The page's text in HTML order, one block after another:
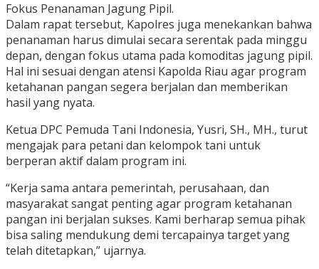
Fokus Penanaman Jagung Pipil.
Dalam rapat tersebut, Kapolres juga menekankan bahwa
penanaman harus dimulai secara serentak pada minggu
depan, dengan fokus utama pada komoditas jagung pipil.
Hal ini sesuai dengan atensi Kapolda Riau agar program
ketahanan pangan segera berjalan dan memberikan
hasil yang nyata.
Ketua DPC Pemuda Tani Indonesia, Yusri, SH., MH., turut
mengajak para petani dan kelompok tani untuk
berperan aktif dalam program ini.
“Kerja sama antara pemerintah, perusahaan, dan
masyarakat sangat penting agar program ketahanan
pangan ini berjalan sukses. Kami berharap semua pihak
bisa saling mendukung demi tercapainya target yang
telah ditetapkan,” ujarnya.